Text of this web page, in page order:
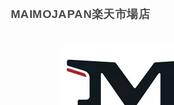
MAIMOJAPAN楽天市場店